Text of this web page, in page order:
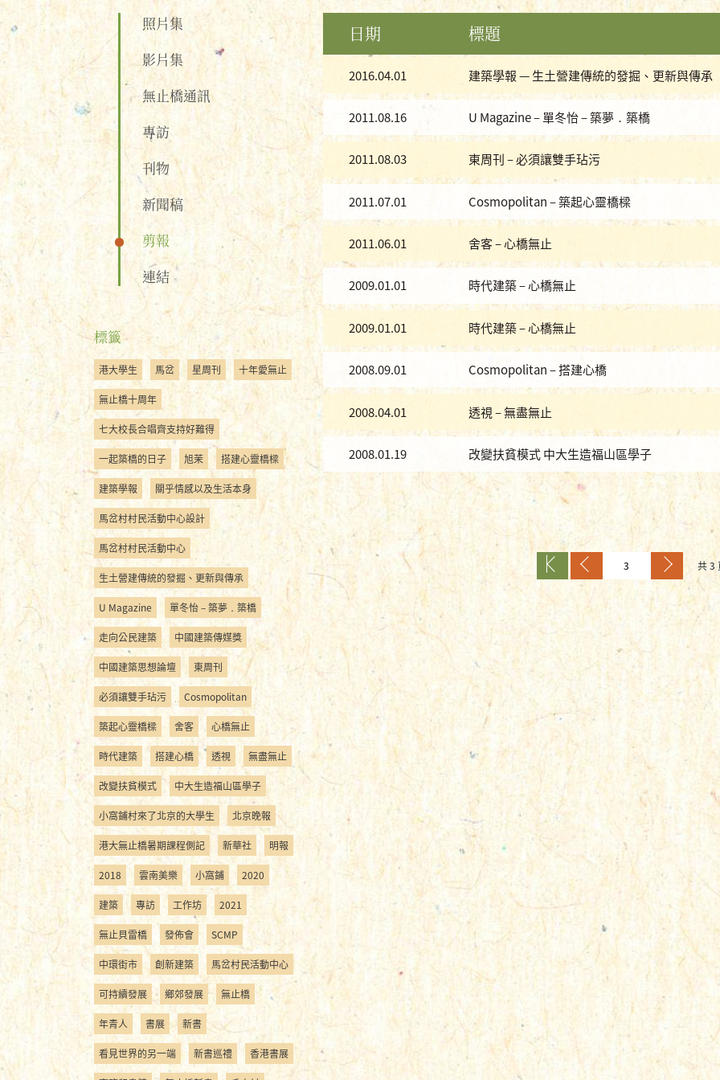
照片集
影片集
無止橋通訊
專訪
刊物
新聞稿
剪報
連結
標籤
港大學生 馬岔 星周刊 十年愛無止
無止橋十周年
七大校長合唱齊支持好難得
一起築橋的日子 旭茉 搭建心靈橋樑
建築學報 關乎情感以及生活本身
馬岔村村民活動中心設計
馬岔村村民活動中心
生土營建傳統的發掘、更新與傳承
U Magazine 單冬怡 – 築夢．築橋
走向公民建築 中國建築傳媒獎
中國建築思想論壇 東周刊
必須讓雙手玷污 Cosmopolitan
築起心靈橋樑 舍客 心橋無止
時代建築 搭建心橋 透視 無盡無止
改變扶貧模式 中大生造福山區學子
小窩鋪村來了北京的大學生 北京晚報
港大無止橋暑期課程側記 新華社 明報
2018 雲南美樂 小窩鋪 2020
建築 專訪 工作坊 2021
無止貝雷橋 發佈會 SCMP
中環街市 創新建築 馬岔村民活動中心
可持續發展 鄉郊發展 無止橋
年青人 書展 新書
看見世界的另一端 新書巡禮 香港書展
日期 標題
2016.04.01 建築學報 — 生土營建傳統的發掘、更新與傳承
2011.08.16 U Magazine – 單冬怡 – 築夢．築橋
2011.08.03 東周刊 – 必須讓雙手玷污
2011.07.01 Cosmopolitan – 築起心靈橋樑
2011.06.01 舍客 – 心橋無止
2009.01.01 時代建築 – 心橋無止
2009.01.01 時代建築 – 心橋無止
2008.09.01 Cosmopolitan – 搭建心橋
2008.04.01 透視 – 無盡無止
2008.01.19 改變扶貧模式 中大生造福山區學子
共 3